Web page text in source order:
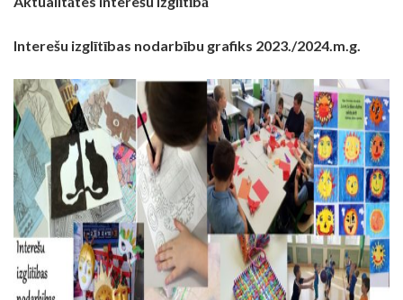
Interešu izglītības nodarbību grafiks 2023./2024.m.g.